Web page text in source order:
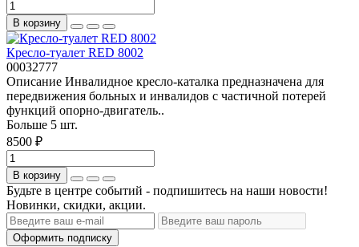
В корзину
Кресло-туалет RED 8002
00032777
Описание Инвалидное кресло-каталка предназначена для
передвижения больных и инвалидов с частичной потерей
функций опорно-двигатель..
Больше 5 шт.
8500 ₽
В корзину
Будьте в центре событий - подпишитесь на наши новости!
Новинки, скидки, акции.
Оформить подписку